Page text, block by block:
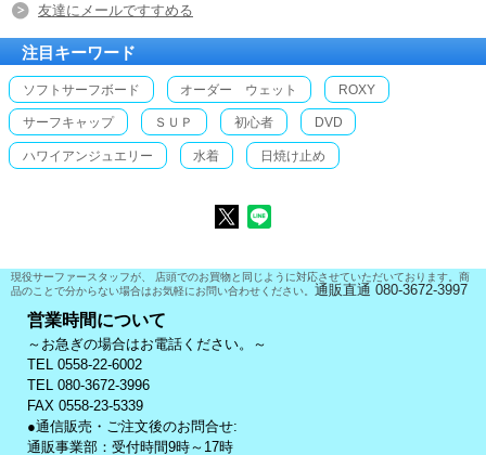
友達にメールですすめる
注目キーワード
ソフトサーフボード オーダー ウェット ROXY
サーフキャップ ＳＵＰ 初心者 DVD
ハワイアンジュエリー 水着 日焼け止め
現役サーファースタッフが、 店頭でのお買物と同じように対応させていただいております。商
品のことで分からない場合はお気軽にお問い合わせください。 通販直通 080-3672-3997
営業時間について
～お急ぎの場合はお電話ください。～
TEL 0558-22-6002
TEL 080-3672-3996
FAX 0558-23-5339
●通信販売・ご注文後のお問合せ:
通販事業部：受付時間9時～17時